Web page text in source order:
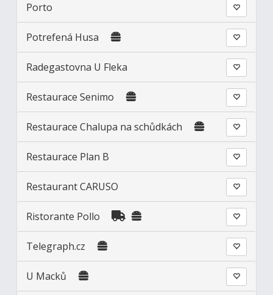
Porto
Potrefená Husa
Radegastovna U Fleka
Restaurace Senimo
Restaurace Chalupa na schůdkách
Restaurace Plan B
Restaurant CARUSO
Ristorante Pollo
Telegraph.cz
U Macků